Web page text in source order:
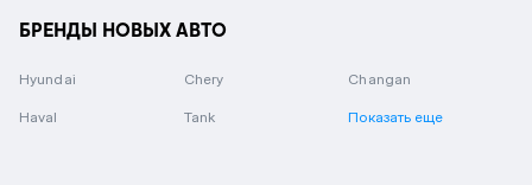
БРЕНДЫ НОВЫХ АВТО
Hyundai Chery Changan
Haval Tank Показать еще